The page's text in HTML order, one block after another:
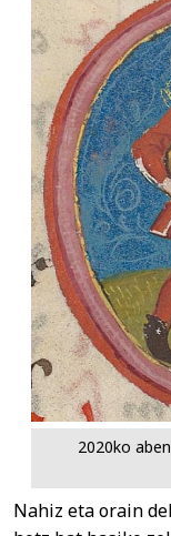
2020ko
Nahiz eta orain